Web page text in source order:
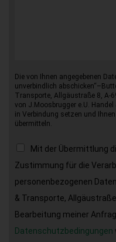
Die von Ihnen angegebenen
unverbindlich
Transporte, Allgäustraße 8, A-
von J.Moosbrugger e.U.
in Verbindung setzen und
übermitteln.
Mit der Übermittlung
Zustimmung für die
personenbezogenen
& Transporte,
Bearbeitung meiner
Datenschutzbedingungen